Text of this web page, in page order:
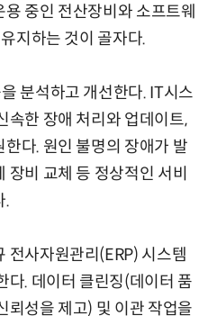
중인 전산장비와 소프트웨
지하는 것이 골자다.
분석하고 개선한다. IT시스
속한 장애 처리와 업데이트,
다. 원인 불명의 장애가 발
장비 교체 등 정상적인 서비
.
전사자원관리(ERP) 시스템
다. 데이터 클린징(데이터 품
뢰성을 제고) 및 이관 작업을